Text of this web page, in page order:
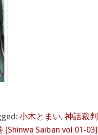
小木とまい, 神話裁
[Shinwa Saiban vol 01-03]